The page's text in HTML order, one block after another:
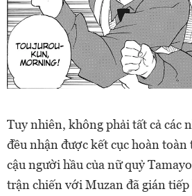
Tuy nhiên, không phải tất cả các
đều nhận được kết cục hoàn
cậu người hầu của nữ quỷ
trận chiến với Muzan đã gián